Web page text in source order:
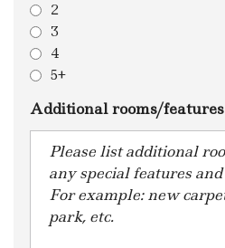
2
3
4
5+
Additional rooms/features